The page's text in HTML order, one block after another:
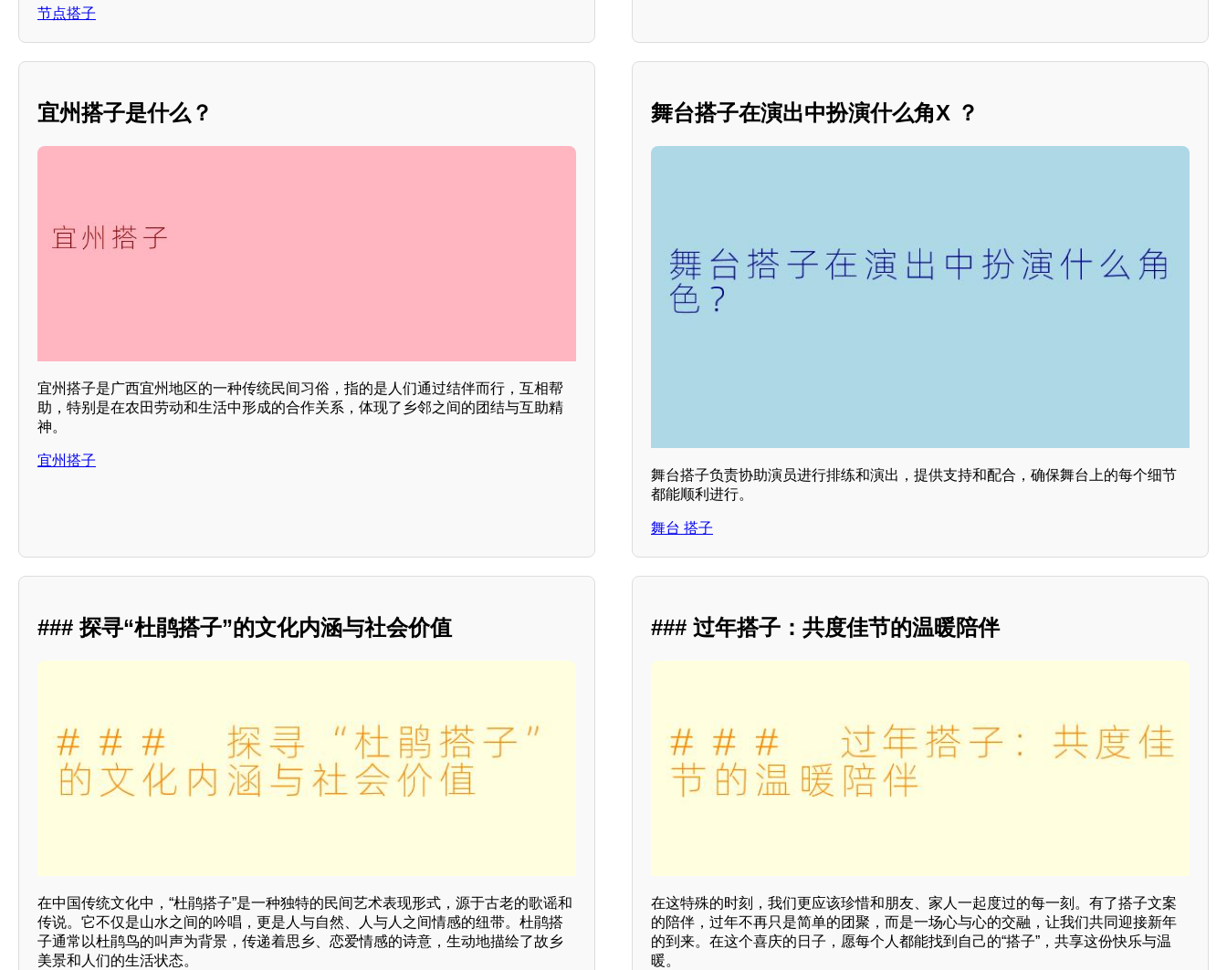
节点搭子
宜州搭子是什么？
宜州搭子是广西宜州地区的一种传统民间习俗，指的是人们通过结伴而行，互相帮
助，特别是在农田劳动和生活中形成的合作关系，体现了乡邻之间的团结与互助精
神。
宜州搭子
舞台搭子在演出中扮演什么角X ？
舞台搭子负责协助演员进行排练和演出，提供支持和配合，确保舞台上的每个细节
都能顺利进行。
舞台 搭子
### 探寻“杜鹃搭子”的文化内涵与社会价值
在中国传统文化中，“杜鹃搭子”是一种独特的民间艺术表现形式，源于古老的歌谣和
传说。它不仅是山水之间的吟唱，更是人与自然、人与人之间情感的纽带。杜鹃搭
子通常以杜鹃鸟的叫声为背景，传递着思乡、恋爱情感的诗意，生动地描绘了故乡
美景和人们的生活状态。
### 过年搭子：共度佳节的温暖陪伴
在这特殊的时刻，我们更应该珍惜和朋友、家人一起度过的每一刻。有了搭子文案
的陪伴，过年不再只是简单的团聚，而是一场心与心的交融，让我们共同迎接新年
的到来。在这个喜庆的日子，愿每个人都能找到自己的“搭子”，共享这份快乐与温
暖。